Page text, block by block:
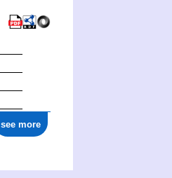
see more